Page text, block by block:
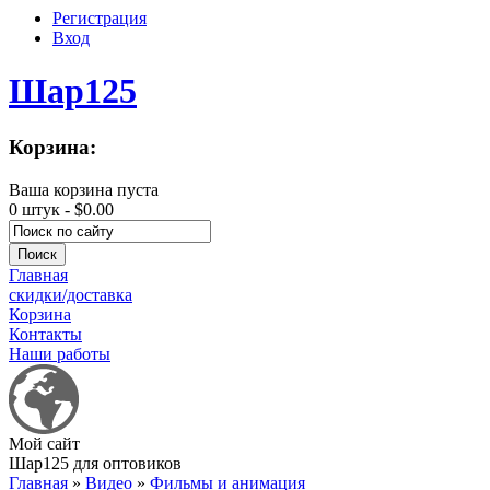
Регистрация
Вход
Шар125
Корзина:
Ваша корзина пуста
0 штук - $0.00
Главная
скидки/доставка
Корзина
Контакты
Наши работы
Мой сайт
Шар125 для оптовиков
Главная » Видео » Фильмы и анимация